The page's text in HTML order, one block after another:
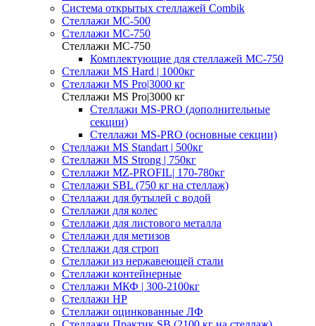
Система открытых стеллажей Combik
Стеллажи MC-500
Стеллажи MC-750
Стеллажи MC-750
Комплектующие для стеллажей МС-750
Стеллажи MS Hard | 1000кг
Стеллажи MS Pro|3000 кг
Стеллажи MS Pro|3000 кг
Стеллажи MS-PRO (дополнительные
секции)
Стеллажи MS-PRO (основные секции)
Стеллажи MS Standart | 500кг
Стеллажи MS Strong | 750кг
Стеллажи MZ-PROFIL| 170-780кг
Стеллажи SBL (750 кг на стеллаж)
Стеллажи для бутылей с водой
Стеллажи для колес
Стеллажи для листового металла
Стеллажи для метизов
Стеллажи для строп
Стеллажи из нержавеющей стали
Стеллажи контейнерные
Стеллажи МКФ | 300-2100кг
Стеллажи НР
Стеллажи оцинкованные ЛФ